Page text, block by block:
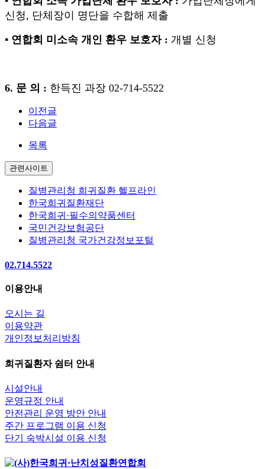
신청, 단체장이 명단을 수합해 제출
▪ 연합회 미소속 개인 환우 보호자 : 개별 신청
6. 문 의 : 한득진 과장 02-714-5522
이전글
다음글
목록
관련사이트
질병관리청 희귀질환 헬프라인
한국희귀질환재단
한국희귀·필수의약품센터
국민건강보험공단
질병관리청 국가건강정보포털
02.714.5522
이용안내
오시는 길
이용약관
개인정보처리방침
희귀질환자 쉼터 안내
시설안내
운영규정 안내
안전관리 운영 방안 안내
주간 프로그램 이용 신청
단기 숙박시설 이용 신청